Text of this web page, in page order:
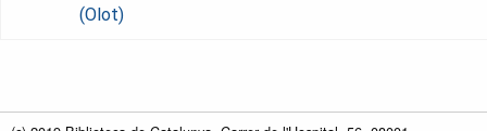
(Olot)